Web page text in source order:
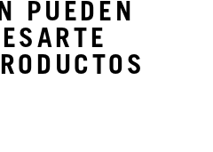
PUEDEN